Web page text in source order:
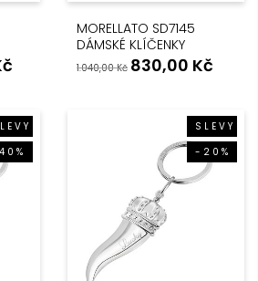
MORELLATO SD7145
DÁMSKÉ KLÍČENKY
1.040,00Kč 830,00 Kč
SLEVY
-20%